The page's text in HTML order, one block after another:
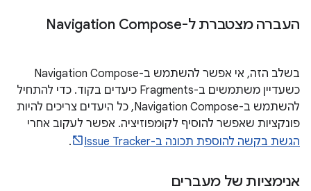
העברה מצטברת ל-Navigation Compose
בשלב הזה, אי אפשר להשתמש ב-Navigation Compose
כשעדיין משתמשים ב-Fragments כיעדים בקוד. כדי להתחיל
להשתמש ב-Navigation Compose, כל היעדים צריכים להיות
פונקציות שאפשר להוסיף לקומפוזיציה. אפשר לעקוב אחרי
הגשת בקשה להוספת תכונה ב-Issue Tracker
.
אנימציות של מעברים